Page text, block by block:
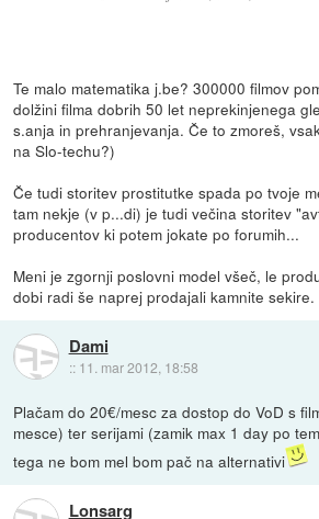
Te malo matematika j.be? 300000 filmov
dolžini filma dobrih 50 let neprekinjenega
s.anja in prehranjevanja. Če to zmoreš,
na Slo-techu?)
Če tudi storitev prostitutke spada po tvoje
tam nekje (v p...di) je tudi večina storitev
producentov ki potem jokate po forumih...
Meni je zgornji poslovni model všeč, le
dobi radi še naprej prodajali kamnite sekire.
Dami
:: 11. mar 2012, 18:58
Plačam do 20€/mesc za dostop do VoD s
mesce) ter serijami (zamik max 1 day po
tega ne bom mel bom pač na alternativi
Lonsarg